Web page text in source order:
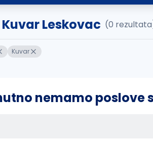
Kuvar Leskovac (0
Kuvar
nemamo poslove